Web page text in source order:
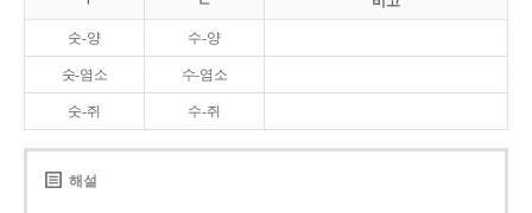
숫-양 수-양
숫-염소 수-염소
숫-쥐 수-쥐
해설